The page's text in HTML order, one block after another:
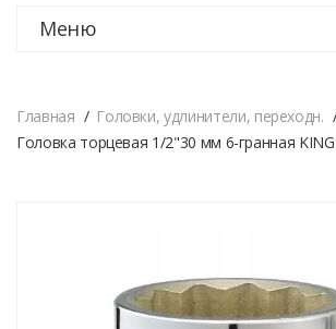
Меню
Главная
Головки, удлинители, переходн.
Головка торцевая 1/2"30 мм 6-гранная